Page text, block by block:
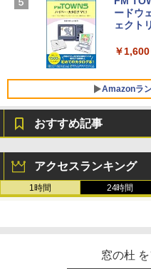
ン 15-
SSD
￥
FMV ノ
Core
￥
ト):
ードウ
ェクト
￥1,600
Amazonラ
ンチデ
週間持
ク
ない、
おすすめ記事
アクセスランキング
1時間 24時間
窓の杜